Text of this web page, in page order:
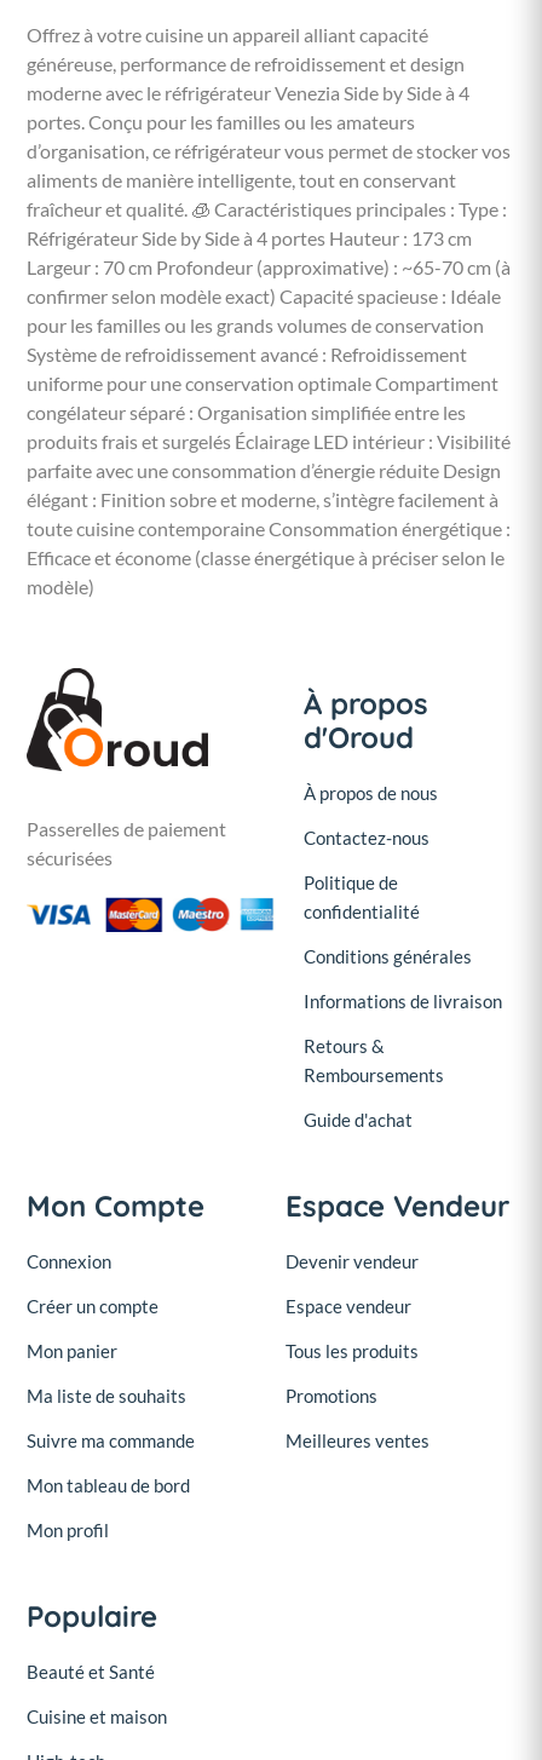
Offrez à votre cuisine un appareil alliant capacité
généreuse, performance de refroidissement et design
moderne avec le réfrigérateur Venezia Side by Side à 4
portes. Conçu pour les familles ou les amateurs
d’organisation, ce réfrigérateur vous permet de stocker vos
aliments de manière intelligente, tout en conservant
fraîcheur et qualité. 🧊 Caractéristiques principales : Type :
Réfrigérateur Side by Side à 4 portes Hauteur : 173 cm
Largeur : 70 cm Profondeur (approximative) : ~65-70 cm (à
confirmer selon modèle exact) Capacité spacieuse : Idéale
pour les familles ou les grands volumes de conservation
Système de refroidissement avancé : Refroidissement
uniforme pour une conservation optimale Compartiment
congélateur séparé : Organisation simplifiée entre les
produits frais et surgelés Éclairage LED intérieur : Visibilité
parfaite avec une consommation d’énergie réduite Design
élégant : Finition sobre et moderne, s’intègre facilement à
toute cuisine contemporaine Consommation énergétique :
Efficace et économe (classe énergétique à préciser selon le
modèle)
Passerelles de paiement
sécurisées
À propos
d'Oroud
À propos de nous
Contactez-nous
Politique de
confidentialité
Conditions générales
Informations de livraison
Retours &
Remboursements
Guide d'achat
Mon Compte
Connexion
Créer un compte
Mon panier
Ma liste de souhaits
Suivre ma commande
Mon tableau de bord
Mon profil
Espace Vendeur
Devenir vendeur
Espace vendeur
Tous les produits
Promotions
Meilleures ventes
Populaire
Beauté et Santé
Cuisine et maison